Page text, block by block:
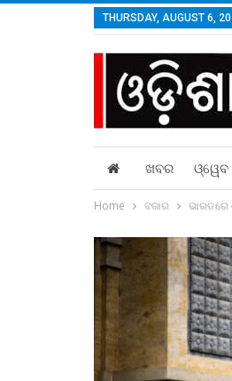
THURSDAY, AUGUST 6,
ଖବର ଓ୍ୱେବ
Home ବଜାର